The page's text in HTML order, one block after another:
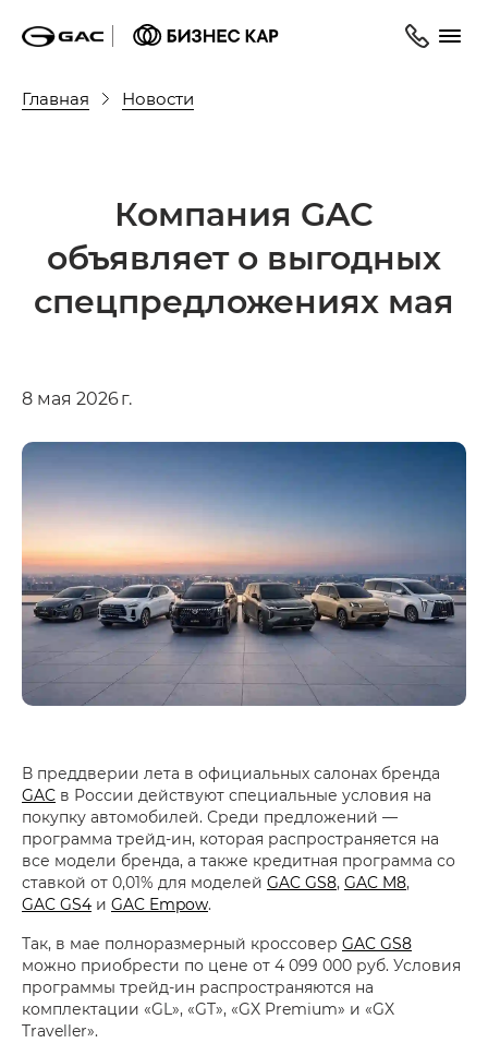
Главная Новости
Компания GAC
объявляет о выгодных
спецпредложениях мая
8 мая 2026 г.
В преддверии лета в официальных салонах бренда
GAC в России действуют специальные условия на
покупку автомобилей. Среди предложений —
программа трейд-ин, которая распространяется на
все модели бренда, а также кредитная программа со
ставкой от 0,01% для моделей GAC GS8, GAC M8,
GAC GS4 и GAC Empow.
Так, в мае полноразмерный кроссовер GAC GS8
можно приобрести по цене от 4 099 000 руб. Условия
программы трейд-ин распространяются на
комплектации «GL», «GT», «GX Premium» и «GX
Traveller».